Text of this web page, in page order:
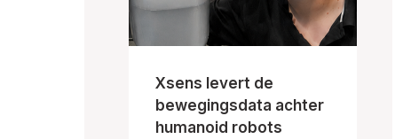
Xsens levert de
bewegingsdata achter
humanoid robots